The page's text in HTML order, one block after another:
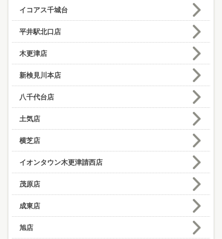
イコアス千城台
平井駅北口店
木更津店
新検見川本店
八千代台店
土気店
横芝店
イオンタウン木更津請西店
茂原店
成東店
旭店